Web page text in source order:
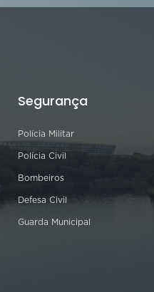
Segurança
Polícia Militar
Polícia Civil
Bombeiros
Defesa Civil
Guarda Municipal